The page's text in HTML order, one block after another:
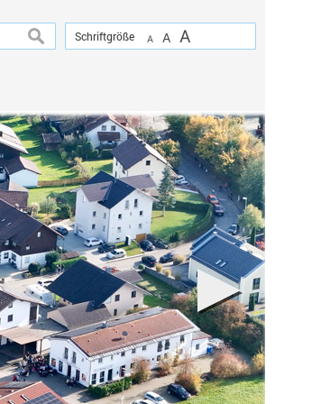
Schriftgröße A A A
suchen